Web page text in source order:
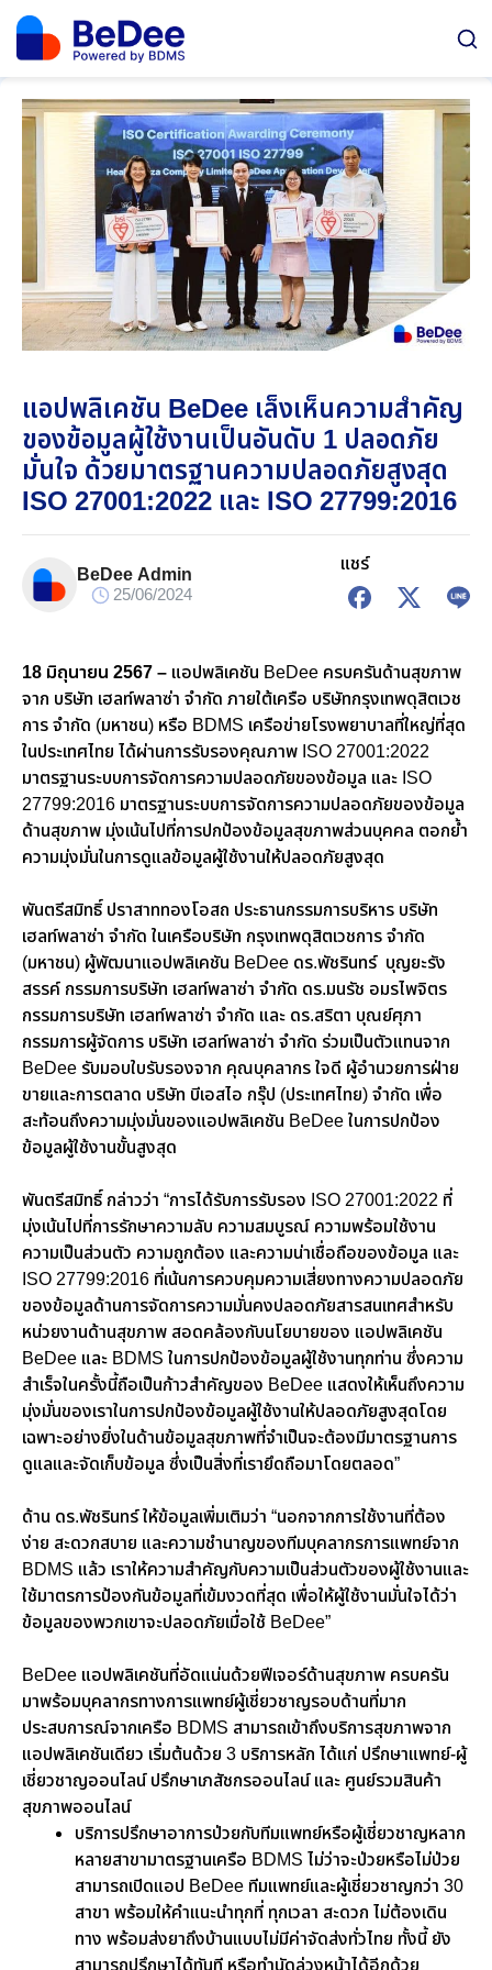
แอปพลิเคชัน BeDee เล็งเห็นความสำคัญ
ของข้อมูลผู้ใช้งานเป็นอันดับ 1 ปลอดภัย
มั่นใจ ด้วยมาตรฐานความปลอดภัยสูงสุด
ISO 27001:2022 และ ISO 27799:2016
BeDee Admin
25/06/2024
แชร์
18 มิถุนายน 2567 – แอปพลิเคชัน BeDee ครบครันด้านสุขภาพ
จาก บริษัท เฮลท์พลาซ่า จำกัด ภายใต้เครือ บริษัทกรุงเทพดุสิตเวช
การ จำกัด (มหาชน) หรือ BDMS เครือข่ายโรงพยาบาลที่ใหญ่ที่สุด
ในประเทศไทย ได้ผ่านการรับรองคุณภาพ ISO 27001:2022
มาตรฐานระบบการจัดการความปลอดภัยของข้อมูล และ ISO
27799:2016 มาตรฐานระบบการจัดการความปลอดภัยของข้อมูล
ด้านสุขภาพ มุ่งเน้นไปที่การปกป้องข้อมูลสุขภาพส่วนบุคคล ตอกย้ำ
ความมุ่งมั่นในการดูแลข้อมูลผู้ใช้งานให้ปลอดภัยสูงสุด
พันตรีสมิทธิ์ ปราสาททองโอสถ ประธานกรรมการบริหาร บริษัท
เฮลท์พลาซ่า จำกัด ในเครือบริษัท กรุงเทพดุสิตเวชการ จำกัด
(มหาชน) ผู้พัฒนาแอปพลิเคชัน BeDee ดร.พัชรินทร์ บุญยะรัง
สรรค์ กรรมการบริษัท เฮลท์พลาซ่า จำกัด ดร.มนรัช อมรไพจิตร
กรรมการบริษัท เฮลท์พลาซ่า จำกัด และ ดร.สริตา บุณย์ศุภา
กรรมการผู้จัดการ บริษัท เฮลท์พลาซ่า จำกัด ร่วมเป็นตัวแทนจาก
BeDee รับมอบใบรับรองจาก คุณบุคลากร ใจดี ผู้อำนวยการฝ่าย
ขายและการตลาด บริษัท บีเอสไอ กรุ๊ป (ประเทศไทย) จำกัด เพื่อ
สะท้อนถึงความมุ่งมั่นของแอปพลิเคชัน BeDee ในการปกป้อง
ข้อมูลผู้ใช้งานขั้นสูงสุด
พันตรีสมิทธิ์ กล่าวว่า “การได้รับการรับรอง ISO 27001:2022 ที่
มุ่งเน้นไปที่การรักษาความลับ ความสมบูรณ์ ความพร้อมใช้งาน
ความเป็นส่วนตัว ความถูกต้อง และความน่าเชื่อถือของข้อมูล และ
ISO 27799:2016 ที่เน้นการควบคุมความเสี่ยงทางความปลอดภัย
ของข้อมูลด้านการจัดการความมั่นคงปลอดภัยสารสนเทศสำหรับ
หน่วยงานด้านสุขภาพ สอดคล้องกับนโยบายของ แอปพลิเคชัน
BeDee และ BDMS ในการปกป้องข้อมูลผู้ใช้งานทุกท่าน ซึ่งความ
สำเร็จในครั้งนี้ถือเป็นก้าวสำคัญของ BeDee แสดงให้เห็นถึงความ
มุ่งมั่นของเราในการปกป้องข้อมูลผู้ใช้งานให้ปลอดภัยสูงสุดโดย
เฉพาะอย่างยิ่งในด้านข้อมูลสุขภาพที่จำเป็นจะต้องมีมาตรฐานการ
ดูแลและจัดเก็บข้อมูล ซึ่งเป็นสิ่งที่เรายึดถือมาโดยตลอด”
ด้าน ดร.พัชรินทร์ ให้ข้อมูลเพิ่มเติมว่า “นอกจากการใช้งานที่ต้อง
ง่าย สะดวกสบาย และความชำนาญของทีมบุคลากรการแพทย์จาก
BDMS แล้ว เราให้ความสำคัญกับความเป็นส่วนตัวของผู้ใช้งานและ
ใช้มาตรการป้องกันข้อมูลที่เข้มงวดที่สุด เพื่อให้ผู้ใช้งานมั่นใจได้ว่า
ข้อมูลของพวกเขาจะปลอดภัยเมื่อใช้ BeDee”
BeDee แอปพลิเคชันที่อัดแน่นด้วยฟีเจอร์ด้านสุขภาพ ครบครัน
มาพร้อมบุคลากรทางการแพทย์ผู้เชี่ยวชาญรอบด้านที่มาก
ประสบการณ์จากเครือ BDMS สามารถเข้าถึงบริการสุขภาพจาก
แอปพลิเคชันเดียว เริ่มต้นด้วย 3 บริการหลัก ได้แก่ ปรึกษาแพทย์-ผู้
เชี่ยวชาญออนไลน์ ปรึกษาเภสัชกรออนไลน์ และ ศูนย์รวมสินค้า
สุขภาพออนไลน์
บริการปรึกษาอาการป่วยกับทีมแพทย์หรือผู้เชี่ยวชาญหลาก
หลายสาขามาตรฐานเครือ BDMS ไม่ว่าจะป่วยหรือไม่ป่วย
สามารถเปิดแอป BeDee ทีมแพทย์และผู้เชี่ยวชาญกว่า 30
สาขา พร้อมให้คำแนะนำทุกที่ ทุกเวลา สะดวก ไม่ต้องเดิน
ทาง พร้อมส่งยาถึงบ้านแบบไม่มีค่าจัดส่งทั่วไทย ทั้งนี้ ยัง